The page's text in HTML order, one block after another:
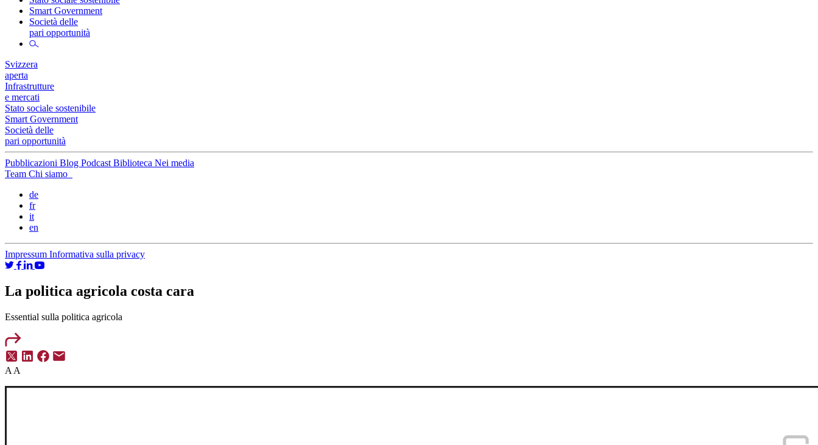
Smart Government
Società delle
pari opportunità
Svizzera
aperta
Infrastrutture
e mercati
Stato sociale sostenibile
Smart Government
Società delle
pari opportunità
Pubblicazioni Blog Podcast Biblioteca Nei media
Team Chi siamo
de
fr
it
en
Impressum Informativa sulla privacy
La politica agricola costa cara
Essential sulla politica agricola
A A